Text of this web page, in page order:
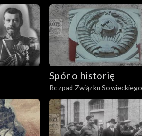
Spór o historię
Rozpad Związku Sowieckiego